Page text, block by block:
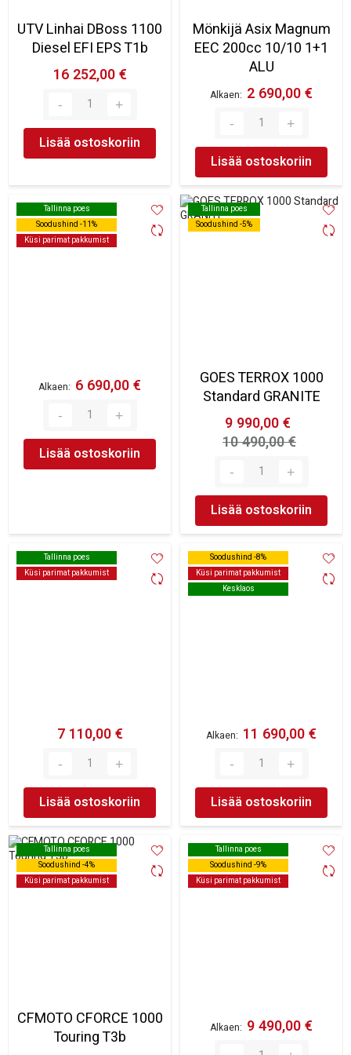
UTV Linhai DBoss 1100
Diesel EFI EPS T1b
16 252,00 €
Lisää ostoskoriin
Mönkijä Asix Magnum
EEC 200cc 10/10 1+1
ALU
Alkaen 2 690,00 €
Lisää ostoskoriin
Tallinna poes
Soodushind -11%
Küsi parimat pakkumist
Tallinna poes
Soodushind -11%
Küsi parimat pakkumist
Alkaen 6 690,00 €
Lisää ostoskoriin
Tallinna poes
Soodushind -5%
Tallinna poes
Soodushind -5%
GOES TERROX 1000
Standard GRANITE
9 990,00 €
10 490,00 €
Lisää ostoskoriin
Tallinna poes
Küsi parimat pakkumist
Tallinna poes
Küsi parimat pakkumist
7 110,00 €
Lisää ostoskoriin
Soodushind -8%
Küsi parimat pakkumist
Kesklaos
Soodushind -8%
Küsi parimat pakkumist
Kesklaos
Alkaen 11 690,00 €
Lisää ostoskoriin
Tallinna poes
Soodushind -4%
Küsi parimat pakkumist
Tallinna poes
Soodushind -4%
Küsi parimat pakkumist
CFMOTO CFORCE 1000
Touring T3b
Tallinna poes
Soodushind -9%
Küsi parimat pakkumist
Tallinna poes
Soodushind -9%
Küsi parimat pakkumist
Alkaen 9 490,00 €